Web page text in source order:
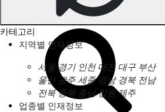
카테고리
지역별 인재정보
서울 경기 인천 대전 대구 부산
울산 광주 세종 경남 경북 전남
전북 충북 충남 강원 제주
업종별 인재정보